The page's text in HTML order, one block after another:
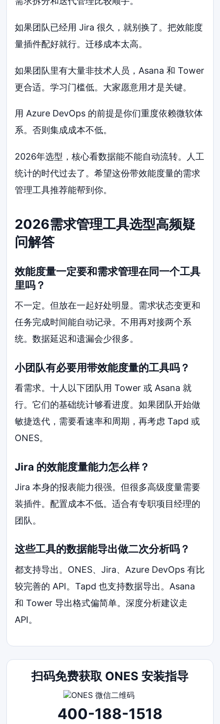
如果团队已经用 Jira 很久，就别换了。把效能度
量插件配好就行。迁移成本太高。
如果团队里有大量非技术人员，Asana 和 Tower
更合适。学习门槛低。大家愿意用才是关键。
用 Azure DevOps 的前提是你们重度依赖微软体
系。否则集成成本不低。
2026年选型，核心看数据能不能自动流转。人工
统计的时代过去了。希望这份带效能度量的需求
管理工具推荐能帮到你。
2026需求管理工具选型高频疑
问解答
效能度量一定要和需求管理在同一个工具
里吗？
不一定。但放在一起好处明显。需求状态变更和
任务完成时间能自动记录。不用再对接两个系
统。数据延迟和遗漏会少很多。
小团队有必要用带效能度量的工具吗？
看需求。十人以下团队用 Tower 或 Asana 就
行。它们的基础统计够看进度。如果团队开始做
敏捷迭代，需要看速率和周期，再考虑 Tapd 或
ONES。
Jira 的效能度量能力怎么样？
Jira 本身的报表能力很强。但很多高级度量需要
装插件。配置成本不低。适合有专职项目经理的
团队。
这些工具的数据能导出做二次分析吗？
都支持导出。ONES、Jira、Azure DevOps 有比
较完善的 API。Tapd 也支持数据导出。Asana
和 Tower 导出格式偏简单。深度分析建议走
API。
扫码免费获取 ONES 安装指导
400-188-1518